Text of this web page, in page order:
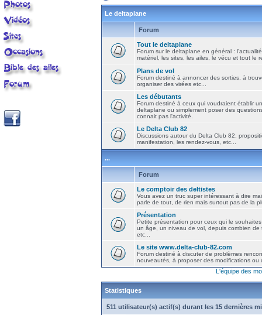
Le deltaplane
Forum
Tout le deltaplane
Forum sur le deltaplane en général :
matériel, les sites, les ailes, le vécu et tout le
Plans de vol
Forum destiné à annoncer des sorties, à
organiser des virées etc...
Les débutants
Forum destiné à ceux qui voudraient établir
deltaplane ou simplement poser des
connait pas l'activité.
Le Delta Club 82
Discussions autour du Delta Club 82,
manifestation, les rendez-vous, etc...
...
Forum
Le comptoir des deltistes
Vous avez un truc super intéressant à dire
parle de tout, de rien mais surtout pas de la
Présentation
Petite présentation pour ceux qui le
un âge, un niveau de vol, depuis combien de
etc...
Le site www.delta-club-82.com
Forum destiné à discuter de problèmes
nouveautés, à proposer des modifications ou
L'équipe des
Statistiques
511 utilisateur(s) actif(s) durant les 15 dernières